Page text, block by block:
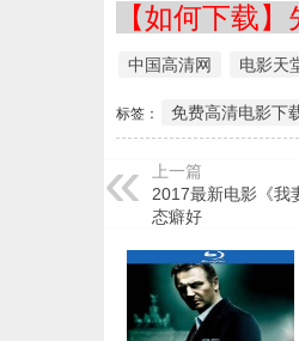
【如何下载
中国高清网 电影天
标签： 免费高清电影下
上一篇
2017最新电影《我
态癖好